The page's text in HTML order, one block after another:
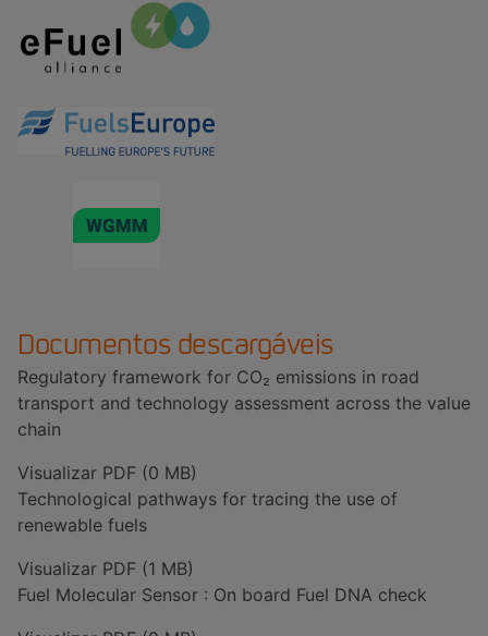
Documentos descargáveis
Regulatory framework for CO₂ emissions in road
transport and technology assessment across the value
chain
Visualizar PDF (0 MB)
Technological pathways for tracing the use of
renewable fuels
Visualizar PDF (1 MB)
Fuel Molecular Sensor : On board Fuel DNA check